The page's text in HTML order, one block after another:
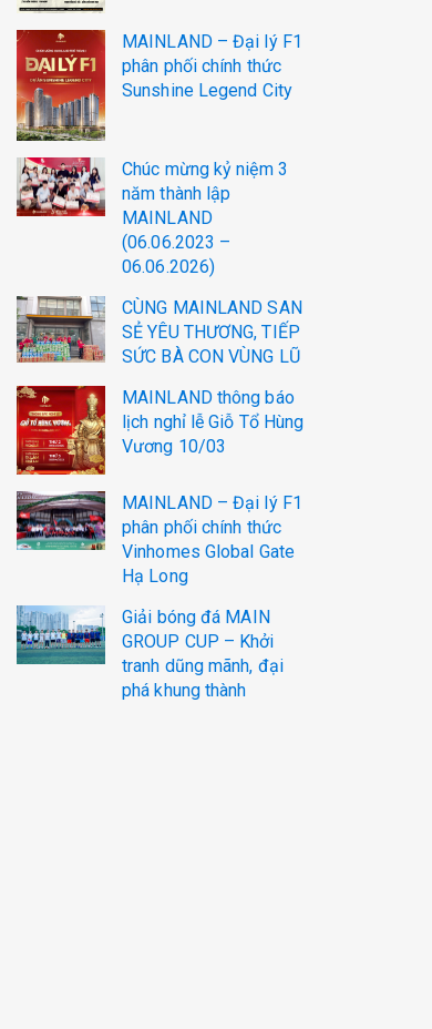
MAINLAND – Đại lý F1
phân phối chính thức
Sunshine Legend City
Chúc mừng kỷ niệm 3
năm thành lập
MAINLAND
(06.06.2023 –
06.06.2026)
CÙNG MAINLAND SAN
SẺ YÊU THƯƠNG, TIẾP
SỨC BÀ CON VÙNG LŨ
MAINLAND thông báo
lịch nghỉ lễ Giỗ Tổ Hùng
Vương 10/03
MAINLAND – Đại lý F1
phân phối chính thức
Vinhomes Global Gate
Hạ Long
Giải bóng đá MAIN
GROUP CUP – Khởi
tranh dũng mãnh, đại
phá khung thành